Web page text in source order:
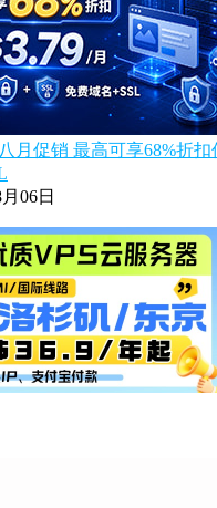
月促销 最高可享68%折扣
06日